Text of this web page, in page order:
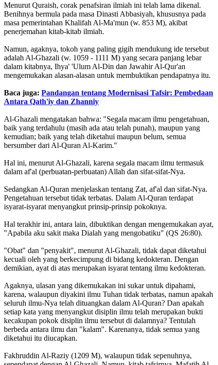
Menurut Quraish, corak penafsiran ilmiah ini telah lama dikenal.
Benihnya bermula pada masa Dinasti Abbasiyah, khususnya pada
masa pemerintahan Khalifah Al-Ma'mun (w. 853 M), akibat
penerjemahan kitab-kitab ilmiah.
Namun, agaknya, tokoh yang paling gigih mendukung ide tersebut
adalah Al-Ghazali (w. 1059 - 1111 M) yang secara panjang lebar
dalam kitabnya, Ihya' 'Ulum Al-Din dan Jawahir Al-Qur'an
mengemukakan alasan-alasan untuk membuktikan pendapatnya itu.
Baca juga: Pandangan tentang Modernisasi Tafsir: Pembedaan
Antara Qath'iy dan Zhanniy
Al-Ghazali mengatakan bahwa: "Segala macam ilmu pengetahuan,
baik yang terdahulu (masih ada atau telah punah), maupun yang
kemudian; baik yang telah diketahui maupun belum, semua
bersumber dari Al-Quran Al-Karim."
Hal ini, menurut Al-Ghazali, karena segala macam ilmu termasuk
dalam af'al (perbuatan-perbuatan) Allah dan sifat-sifat-Nya.
Sedangkan Al-Quran menjelaskan tentang Zat, af'al dan sifat-Nya.
Pengetahuan tersebut tidak terbatas. Dalam Al-Quran terdapat
isyarat-isyarat menyangkut prinsip-prinsip pokoknya.
Hal terakhir ini, antara lain, dibuktikan dengan mengemukakan ayat,
"Apabila aku sakit maka Dialah yang mengobatiku" (QS 26:80).
"Obat" dan "penyakit", menurut Al-Ghazali, tidak dapat diketahui
kecuali oleh yang berkecimpung di bidang kedokteran. Dengan
demikian, ayat di atas merupakan isyarat tentang ilmu kedokteran.
Agaknya, ulasan yang dikemukakan ini sukar untuk dipahami,
karena, walaupun diyakini ilmu Tuhan tidak terbatas, namun apakah
seluruh ilmu-Nya telah dituangkan dalam Al-Quran? Dan apakah
setiap kata yang menyangkut disiplin ilmu telah merupakan bukti
kecakupan pokok disiplin ilmu tersebut di dalamnya? Tentulah
berbeda antara ilmu dan "kalam". Karenanya, tidak semua yang
diketahui itu diucapkan.
Fakhruddin Al-Raziy (1209 M), walaupun tidak sepenuhnya,